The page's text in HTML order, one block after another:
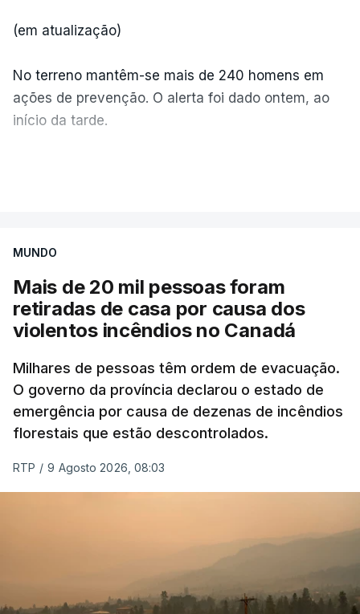
(em atualização)
No terreno mantêm-se mais de 240 homens em
ações de prevenção. O alerta foi dado ontem, ao
início da tarde.
MUNDO
Mais de 20 mil pessoas foram
retiradas de casa por causa dos
violentos incêndios no Canadá
Milhares de pessoas têm ordem de evacuação.
O governo da província declarou o estado de
emergência por causa de dezenas de incêndios
florestais que estão descontrolados.
RTP / 9 Agosto 2026, 08:03